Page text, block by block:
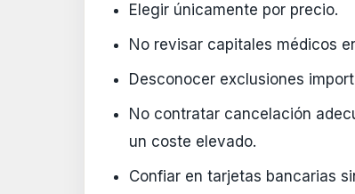
Elegir únicamente por precio.
No revisar capitales médicos
Desconocer exclusiones
No contratar cancelación
un coste elevado.
Confiar en tarjetas bancarias